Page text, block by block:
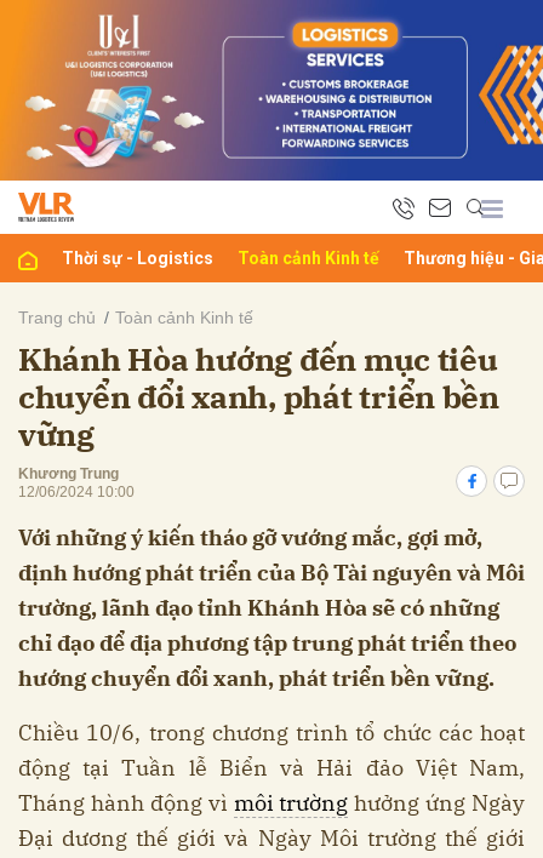
Thời sự - Logistics Toàn cảnh Kinh tế Thương hiệu -
Trang chủ Toàn cảnh Kinh tế
Khánh Hòa hướng đến mục tiêu
chuyển đổi xanh, phát triển bền
vững
Khương Trung
12/06/2024 10:00
Với những ý kiến tháo gỡ vướng mắc, gợi mở,
định hướng phát triển của Bộ Tài nguyên và Môi
trường, lãnh đạo tỉnh Khánh Hòa sẽ có những
chỉ đạo để địa phương tập trung phát triển theo
hướng chuyển đổi xanh, phát triển bền vững.
Chiều 10/6, trong chương trình tổ chức các hoạt
động tại Tuần lễ Biển và Hải đảo Việt Nam,
Tháng hành động vì môi trường hưởng ứng Ngày
Đại dương thế giới và Ngày Môi trường thế giới
luận
Hủy